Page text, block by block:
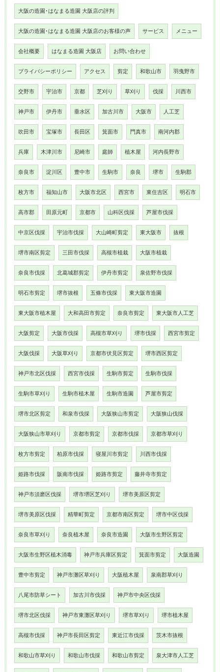
大阪の造園･はなまる造園 大阪店の評判
大阪の造園･はなまる造園 大阪店のお客様の声 サービス メニュー
会社概要 はなまる造園 大阪店 お問い合わせ
プライバシーポリシー アクセス 剪定 和歌山市 羽曳野市
交野市 宇治市 京都 芝刈り 草刈り 伐採 川西市
神戸市 伊丹市 垂水区 加古川市 大阪市 人工芝
吹田市 宝塚市 長田区 箕面市 門真市 南河内郡
兵庫 木津川市 尼崎市 庭師 植木屋 河内長野市
奈良市 淀川区 豊中市 生駒市 奈良 堺市 生駒郡
枚方市 福知山市 大阪市北区 西宮市 東住吉区 明石市
高市郡 田原元町 京都市 山科区伐採 芦屋市伐採
中京区伐採 宇治市伐採 大山崎町剪定 東大阪市 抜根
堺市南区剪定 三田市伐採 高槻市植栽 大阪市植栽
奈良市伐採 北葛城郡剪定 伊丹市剪定 泉佐野市伐採
明石市剪定 堺市抜根 五條市伐採 東大阪市造園
東大阪市植木屋 大和高田市剪定 奈良市剪定 東大阪市人工芝
大阪剪定 大阪市伐採 高槻市草刈り 堺市伐採 西宮市剪定
大阪伐採 大阪草刈り 京都市伏見区剪定 堺市西区剪定
神戸市北区伐採 西宮市伐採 生駒市剪定 生駒市伐採
生駒市草刈り 生駒市植木屋 生駒市造園 芦屋市剪定
堺市北区剪定 和泉市伐採 大阪狭山市剪定 大阪狭山伐採
大阪狭山市草刈り 京都市剪定 京都市伐採 京都市草刈り
枚方市剪定 柏原市伐採 寝屋川市剪定 川西市伐採
姫路市伐採 阪南市伐採 姫路市剪定 藤井寺市剪定
神戸市須磨区伐採 堺市堺区芝刈り 堺市美原区剪定
堺市美原区伐採 精華町剪定 京都市南区剪定 堺市中区伐採
奈良市草刈り 奈良植木屋 奈良市造園 大阪市生野区剪定
大阪市生野区植木消毒 神戸市兵庫区剪定 箕面市剪定 大阪造園
豊中市剪定 神戸市灘区草刈り 大阪植木屋 泉南郡草刈り
八尾市防草シート 加古川市伐採 神戸市中央区伐採
堺市北区伐採 神戸市東灘区草刈り 堺市草刈り 堺市植木屋
高槻市伐採 神戸市長田区剪定 東近江市伐採 茨木市抜根
和歌山市草刈り 和歌山市伐採 和歌山市剪定 泉大津市人工芝